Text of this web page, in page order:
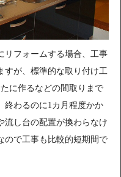
リフォームする場合、工事
すが、標準的な取り付け工
に作るなどの間取りまで
終わるのに1カ月程度かか
流し台の配置が換わらなけ
ので工事も比較的短期間で